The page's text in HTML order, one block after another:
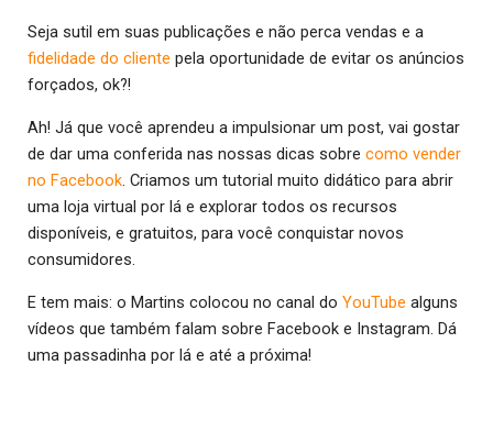
Seja sutil em suas publicações e não perca vendas e a
fidelidade do cliente pela oportunidade de evitar os anúncios
forçados, ok?!
Ah! Já que você aprendeu a impulsionar um post, vai gostar
de dar uma conferida nas nossas dicas sobre como vender
no Facebook. Criamos um tutorial muito didático para abrir
uma loja virtual por lá e explorar todos os recursos
disponíveis, e gratuitos, para você conquistar novos
consumidores.
E tem mais: o Martins colocou no canal do YouTube alguns
vídeos que também falam sobre Facebook e Instagram. Dá
uma passadinha por lá e até a próxima!